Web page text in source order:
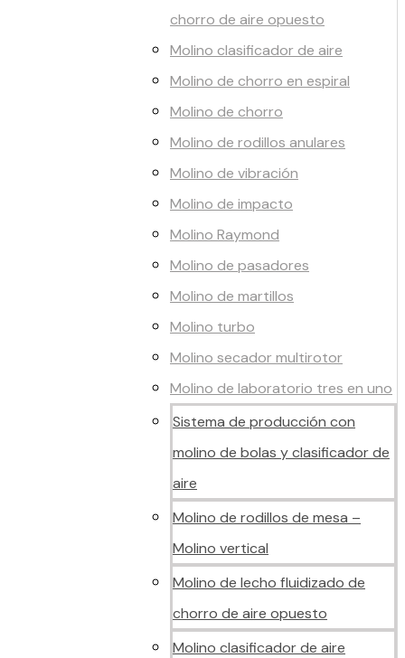
chorro de aire opuesto
Molino clasificador de aire
Molino de chorro en espiral
Molino de chorro
Molino de rodillos anulares
Molino de vibración
Molino de impacto
Molino Raymond
Molino de pasadores
Molino de martillos
Molino turbo
Molino secador multirotor
Molino de laboratorio tres en uno
Sistema de producción con
molino de bolas y clasificador de
aire
Molino de rodillos de mesa –
Molino vertical
Molino de lecho fluidizado de
chorro de aire opuesto
Molino clasificador de aire